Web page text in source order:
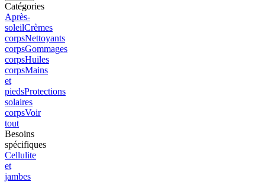
Catégories
Après-
soleilCrèmes
corpsNettoyants
corpsGommages
corpsHuiles
corpsMains
et
piedsProtections
solaires
corpsVoir
tout
Besoins
spécifiques
Cellulite
et
jambes